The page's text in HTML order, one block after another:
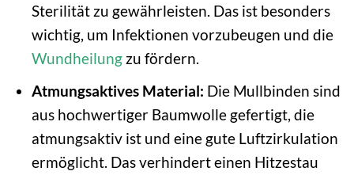
Sterilität zu gewährleisten. Das ist besonders
wichtig, um Infektionen vorzubeugen und die
Wundheilungzu fördern.
Atmungsaktives Material: Die Mullbinden sind
aus hochwertiger Baumwolle gefertigt, die
atmungsaktiv ist und eine gute Luftzirkulation
ermöglicht. Das verhindert einen Hitzestau